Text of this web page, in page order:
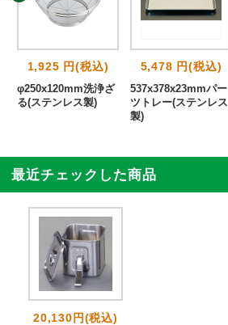
1,925 円(税込)
φ250x120mm洗浄ざ
る(ステンレス製)
5,478 円(税込)
537x378x23mmパー
ツトレー(ステンレス
製)
最近チェックした商品
20,130円(税込)